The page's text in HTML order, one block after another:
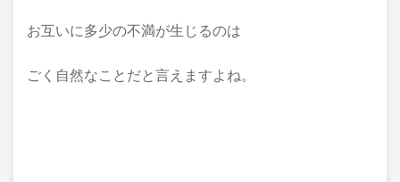
お互いに多少の不満が生じるのは
ごく自然なことだと言えますよね。